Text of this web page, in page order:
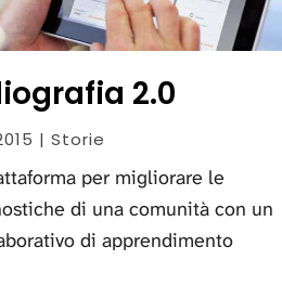
2.0
| Storie
per migliorare le
di una comunità con un
di apprendimento